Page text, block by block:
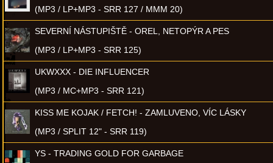
(MP3 / LP+MP3 - SRR 127 / MMM 20)
SEVERNÍ NÁSTUPIŠTĚ - OREL, NETOPÝR A PES
(MP3 / LP+MP3 - SRR 125)
UKWXXX - DIE INFLUENCER
(MP3 / MC+MP3 - SRR 121)
KISS ME KOJAK / FETCH! - ZAMLUVENO, VÍC LÁSKY
(MP3 / SPLIT 12" - SRR 119)
YS - TRADING GOLD FOR GARBAGE